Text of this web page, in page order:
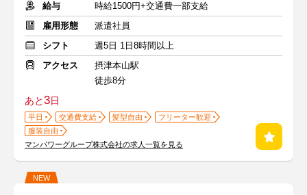
給与
時給1500円+交通費一部支給
雇用形態
派遣社員
シフト
週5日 1日8時間以上
アクセス
摂津本山駅
徒歩8分
あと3日
平日 交通費支給 髪型自由
フリーター歓迎
服装自由
マンパワーグループ株式会社の求人一覧を見る
NEW